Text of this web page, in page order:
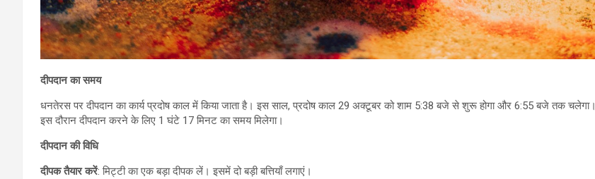
दीपदान का समय
धनतेरस पर दीपदान का कार्य प्रदोष काल में किया जाता है। इस साल, प्रदोष काल 29 अक्टूबर को शाम 5:38 बजे से शुरू होगा और 6:55 बजे तक चलेगा।
इस दौरान दीपदान करने के लिए 1 घंटे 17 मिनट का समय मिलेगा।
दीपदान की विधि
दीपक तैयार करें: मिट्टी का एक बड़ा दीपक लें। इसमें दो बड़ी बत्तियाँ लगाएं।